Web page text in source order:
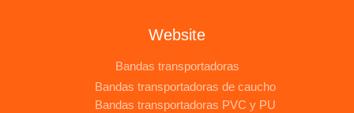
Website
Bandas transportadoras
Bandas transportadoras de caucho
Bandas transportadoras PVC y PU